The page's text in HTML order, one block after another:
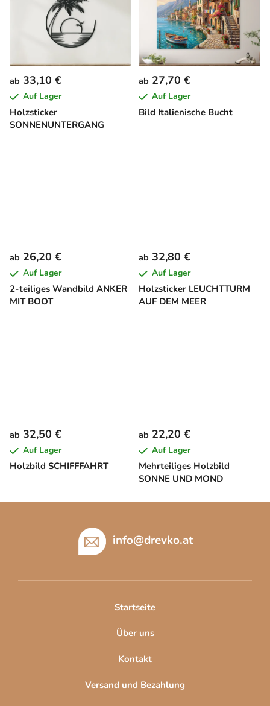
Holzsticker
SONNENUNTERGANG
ab 33,10 €
Auf Lager
Bild Italienische Bucht
ab 27,70 €
Auf Lager
2-teiliges Wandbild ANKER
MIT BOOT
ab 26,20 €
Auf Lager
Holzsticker LEUCHTTURM
AUF DEM MEER
ab 32,80 €
Auf Lager
Holzbild SCHIFFFAHRT
ab 32,50 €
Auf Lager
Mehrteiliges Holzbild
SONNE UND MOND
ab 22,20 €
Auf Lager
info@drevko.at
Startseite
Über uns
Kontakt
Versand und Bezahlung